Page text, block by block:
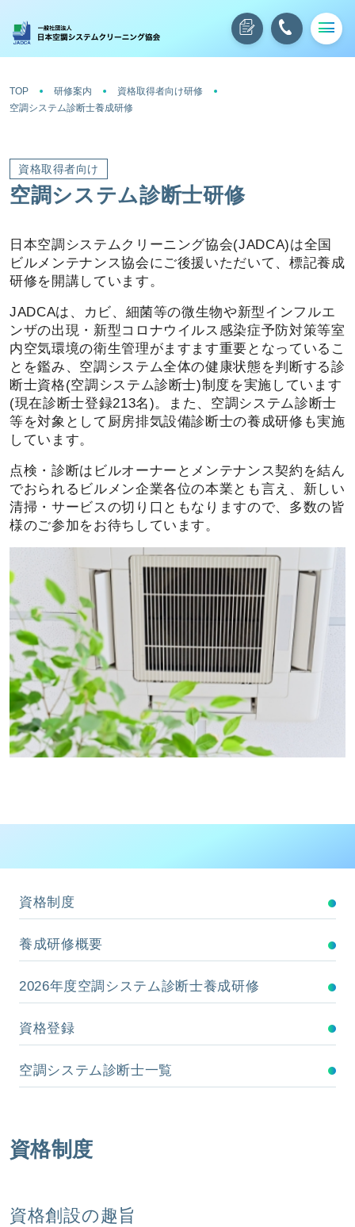
TOP 研修案内
資格取得者向け研修
空調システム診断士養成研修
資格取得者向け
空調システム診断士研修
日本空調システムクリーニング協会(JADCA)は全国
ビルメンテナンス協会にご後援いただいて、標記養成
研修を開講しています。
JADCAは、カビ、細菌等の微生物や新型インフルエ
ンザの出現・新型コロナウイルス感染症予防対策等室
内空気環境の衛生管理がますます重要となっているこ
とを鑑み、空調システム全体の健康状態を判断する診
断士資格(空調システム診断士)制度を実施しています
(現在診断士登録213名)。また、空調システム診断士
等を対象として厨房排気設備診断士の養成研修も実施
しています。
点検・診断はビルオーナーとメンテナンス契約を結ん
でおられるビルメン企業各位の本業とも言え、新しい
清掃・サービスの切り口ともなりますので、多数の皆
様のご参加をお待ちしています。
資格制度
養成研修概要
2026年度空調システム診断士養成研修
資格登録
空調システム診断士一覧
資格制度
資格創設の趣旨